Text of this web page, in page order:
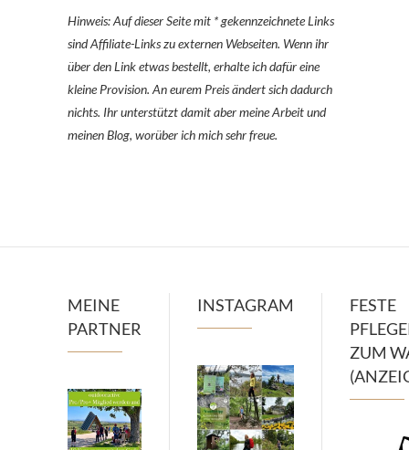
Hinweis: Auf dieser Seite mit * gekennzeichnete Links
sind Affiliate-Links zu externen Webseiten. Wenn ihr
über den Link etwas bestellt, erhalte ich dafür eine
kleine Provision. An eurem Preis ändert sich dadurch
nichts. Ihr unterstützt damit aber meine Arbeit und
meinen Blog, worüber ich mich sehr freue.
MEINE
PARTNER
INSTAGRAM
FESTE
ZUM